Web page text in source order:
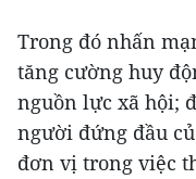
Trong đó nhấn
tăng cường huy
nguồn lực xã hội;
người đứng đầu
đơn vị trong việc